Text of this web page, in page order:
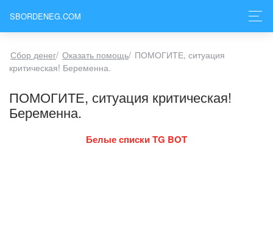
SBORDENEG.COM
Сбор денег/ Оказать помощь/ ПОМОГИТЕ, ситуация
критическая! Беременна.
ПОМОГИТЕ, ситуация критическая!
Беременна.
Белые списки TG BOT